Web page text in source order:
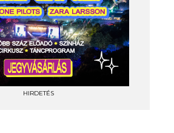
HIRDETÉS